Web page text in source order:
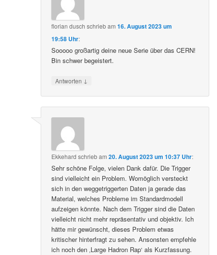
florian dusch schriebam16. August 2023 um
19:58 Uhr:
Sooooo großartig deine neue Serie über das CERN!
Bin schwer begeistert.
Antworten ↓
Ekkehard schriebam20. August 2023 um 10:37 Uhr:
Sehr schöne Folge, vielen Dank dafür. Die Trigger
sind vielleicht ein Problem. Womöglich versteckt
sich in den weggetriggerten Daten ja gerade das
Material, welches Probleme im Standardmodell
aufzeigen könnte. Nach dem Trigger sind die Daten
vielleicht nicht mehr repräsentativ und objektiv. Ich
hätte mir gewünscht, dieses Problem etwas
kritischer hinterfragt zu sehen. Ansonsten empfehle
ich noch den ‚Large Hadron Rap‘ als Kurzfassung.